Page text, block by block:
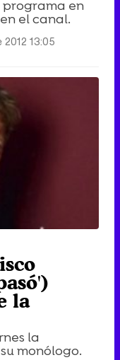
en
el canal.
2012 13:05
la
la
monólogo.